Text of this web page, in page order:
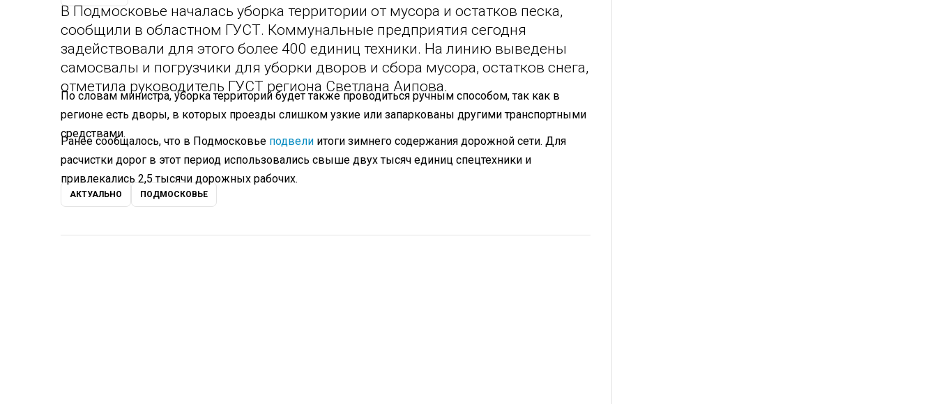
В Подмосковье началась уборка территории от мусора и остатков песка,
сообщили в областном ГУСТ. Коммунальные предприятия сегодня
задействовали для этого более 400 единиц техники. На линию выведены
самосвалы и погрузчики для уборки дворов и сбора мусора, остатков снега,
отметила руководитель ГУСТ региона Светлана Аипова.
По словам министра, уборка территорий будет также проводиться ручным способом, так как в
регионе есть дворы, в которых проезды слишком узкие или запаркованы другими транспортными
средствами.
Ранее сообщалось, что в Подмосковье подвели итоги зимнего содержания дорожной сети. Для
расчистки дорог в этот период использовались свыше двух тысяч единиц спецтехники и
привлекались 2,5 тысячи дорожных рабочих.
АКТУАЛЬНО ПОДМОСКОВЬЕ